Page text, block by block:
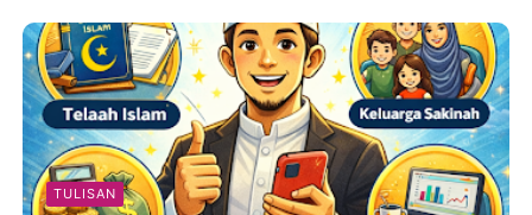
TULISAN